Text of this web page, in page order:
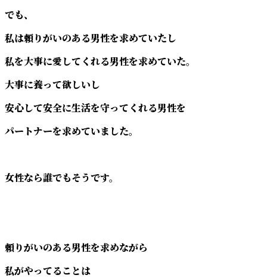
でも、
私は頼りがいのある男性を求めていたし
私を大事に愛してくれる男性を求めていた。
大事に養って欲しいし
安心して安全に生活を守ってくれる男性を
パートナーを求めていました。
女性なら誰でもそうです。
頼りがいのある男性を求めながら
私がやってることは